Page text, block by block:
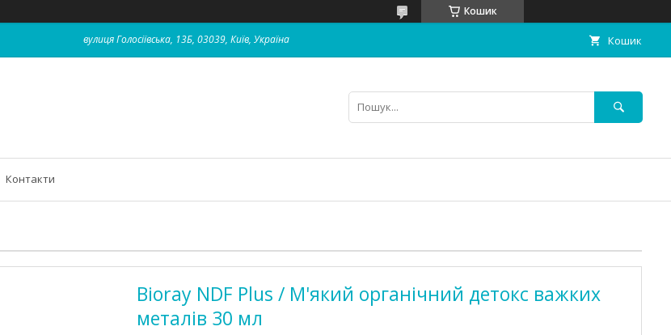
Кошик
вулиця Голосіївська, 13Б, 03039, Київ, Україна Кошик
Контакти
Bioray NDF Plus / М'який органічний детокс важких
металів 30 мл